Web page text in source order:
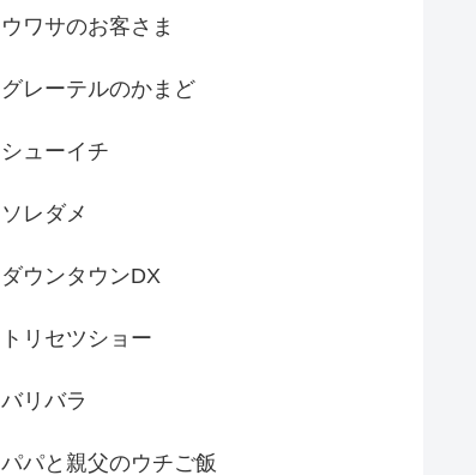
ウワサのお客さま
グレーテルのかまど
シューイチ
ソレダメ
ダウンタウンDX
トリセツショー
バリバラ
パパと親父のウチご飯